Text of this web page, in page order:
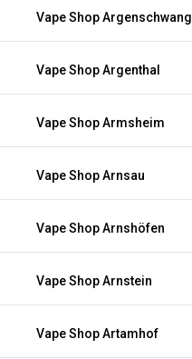
Vape Shop Argenschwang
Vape Shop Argenthal
Vape Shop Armsheim
Vape Shop Arnsau
Vape Shop Arnshöfen
Vape Shop Arnstein
Vape Shop Artamhof